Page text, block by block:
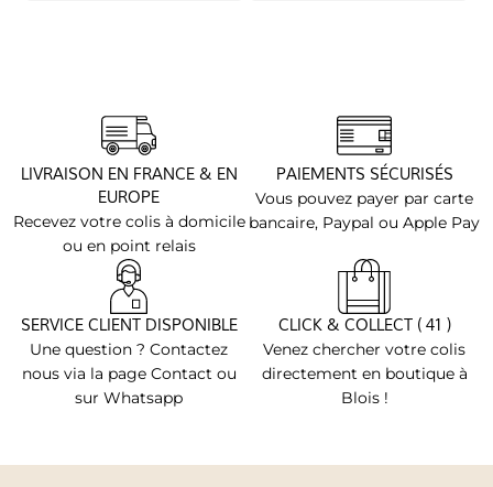
LIVRAISON EN FRANCE & EN
EUROPE
Recevez votre colis à domicile
ou en point relais
PAIEMENTS SÉCURISÉS
Vous pouvez payer par carte
bancaire, Paypal ou Apple Pay
SERVICE CLIENT DISPONIBLE
Une question ? Contactez
nous via la page Contact ou
sur Whatsapp
CLICK & COLLECT ( 41 )
Venez chercher votre colis
directement en boutique à
Blois !